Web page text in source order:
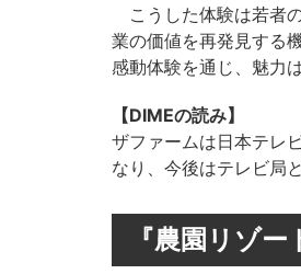
こうした体験は若者
業の価値を再発見する
感動体験を通じ、魅力
【DIMEの読み】
ザファームは日本テレ
なり、今後はテレビ局
『農園リゾ